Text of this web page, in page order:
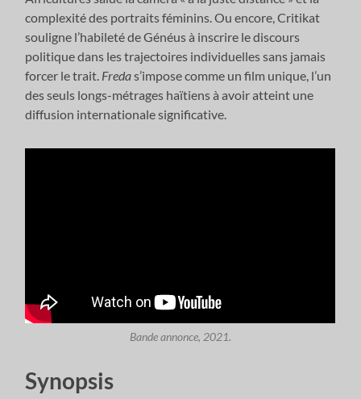
complexité des portraits féminins. Ou encore, Critikat
souligne l’habileté de Généus à inscrire le discours
politique dans les trajectoires individuelles sans jamais
forcer le trait. Fredas’impose comme un film unique, l’un
des seuls longs-métrages haïtiens à avoir atteint une
diffusion internationale significative.
Bande annonce, 2021.
Synopsis